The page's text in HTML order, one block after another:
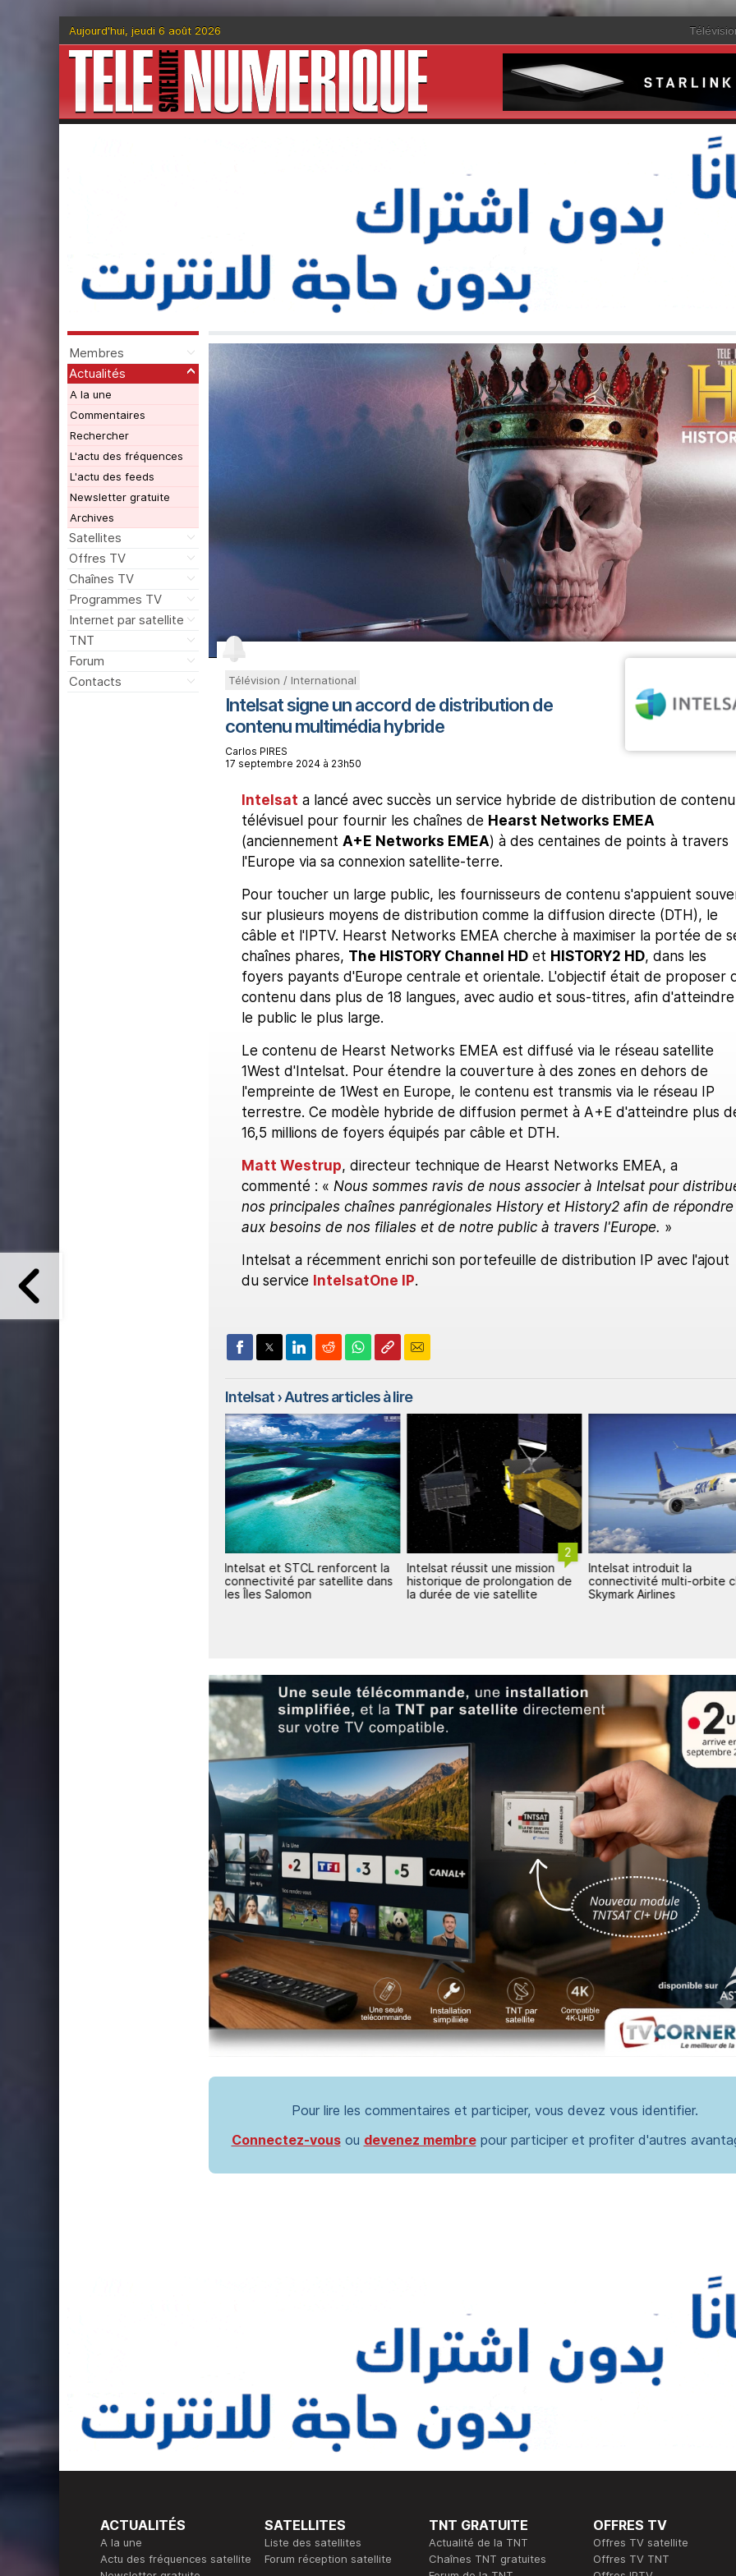
Aujourd'hui, jeudi 6 août 2026
Membres
Actualités
A la une
Commentaires
Rechercher
L'actu des fréquences
L'actu des feeds
Newsletter gratuite
Archives
Satellites
Offres TV
Chaînes TV
Programmes TV
Internet par satellite
TNT
Forum
Contacts
Télévision / International
Intelsat signe un accord de distribution de
contenu multimédia hybride
Carlos PIRES
17 septembre 2024 à 23h50
Intelsat a lancé avec succès un service hybride de distribution de contenu
télévisuel pour fournir les chaînes de Hearst Networks EMEA
(anciennement A+E Networks EMEA) à des centaines de points à travers
l'Europe via sa connexion satellite-terre.
Pour toucher un large public, les fournisseurs de contenu s'appuient
sur plusieurs moyens de distribution comme la diffusion directe (DTH), le
câble et l'IPTV. Hearst Networks EMEA cherche à maximiser la portée de
chaînes phares, The HISTORY Channel HDet HISTORY2 HD, dans les
foyers payants d'Europe centrale et orientale. L'objectif était de proposer
contenu dans plus de 18 langues, avec audio et sous-titres, afin d'atteindre
le public le plus large.
Le contenu de Hearst Networks EMEA est diffusé via le réseau satellite
1West d'Intelsat. Pour étendre la couverture à des zones en dehors de
l'empreinte de 1West en Europe, le contenu est transmis via le réseau IP
terrestre. Ce modèle hybride de diffusion permet à A+E d'atteindre plus
16,5 millions de foyers équipés par câble et DTH.
Matt Westrup, directeur technique de Hearst Networks EMEA, a
commenté : « Nous sommes ravis de nous associer à Intelsat pour
nos principales chaînes panrégionales History et History2 afin de répondre
aux besoins de nos filiales et de notre public à travers l'Europe. »
Intelsat a récemment enrichi son portefeuille de distribution IP avec l'ajout
du service IntelsatOne IP.
Intelsat› Autres articles à lire
Intelsat et STCL renforcent la
connectivité par satellite dans
les Îles Salomon
2
Intelsat réussit une mission
historique de prolongation de
la durée de vie satellite
Intelsat introduit la
connectivité multi-orbite
Skymark Airlines
Pour lire les commentaires et participer, vous devez vous identifier.
Connectez-vousou devenez membrepour participer et profiter d'autres
ACTUALITÉS
A la une
Actu des fréquences satellite
SATELLITES
Liste des satellites
Forum réception satellite
TNT GRATUITE
Actualité de la TNT
Chaînes TNT gratuites
OFFRES TV
Offres TV satellite
Offres TV TNT